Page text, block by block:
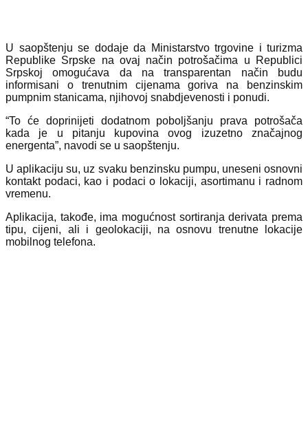
U saopštenju se dodaje da Ministarstvo trgovine i turizma
Republike Srpske na ovaj način potrošačima u Republici
Srpskoj omogućava da na transparentan način budu
informisani o trenutnim cijenama goriva na benzinskim
pumpnim stanicama, njihovoj snabdjevenosti i ponudi.
“To će doprinijeti dodatnom poboljšanju prava potrošača
kada je u pitanju kupovina ovog izuzetno značajnog
energenta”, navodi se u saopštenju.
U aplikaciju su, uz svaku benzinsku pumpu, uneseni osnovni
kontakt podaci, kao i podaci o lokaciji, asortimanu i radnom
vremenu.
Aplikacija, takođe, ima mogućnost sortiranja derivata prema
tipu, cijeni, ali i geolokaciji, na osnovu trenutne lokacije
mobilnog telefona.